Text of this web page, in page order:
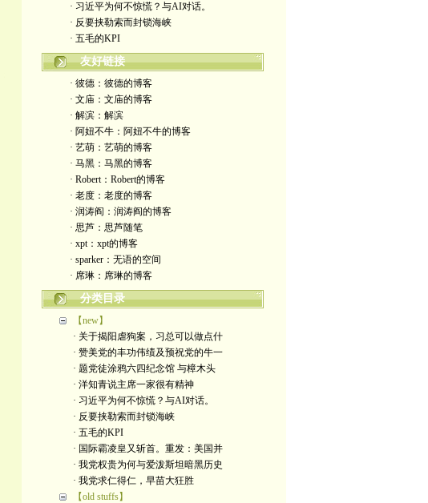
· 习近平为何不惊慌？与AI对话。
· 反要挟勒索而封锁海峡
· 五毛的KPI
友好链接
· 彼德：彼德的博客
· 文庙：文庙的博客
· 解滨：解滨
· 阿妞不牛：阿妞不牛的博客
· 艺萌：艺萌的博客
· 马黑：马黑的博客
· Robert：Robert的博客
· 老度：老度的博客
· 润涛阎：润涛阎的博客
· 思芦：思芦随笔
· xpt：xpt的博客
· sparker：无语的空间
· 席琳：席琳的博客
分类目录
【new】
· 关于揭阳虐狗案，习总可以做点什
· 赞美党的丰功伟绩及预祝党的牛一
· 题党徒涂鸦六四纪念馆 与樟木头
· 洋知青说主席一家很有精神
· 习近平为何不惊慌？与AI对话。
· 反要挟勒索而封锁海峡
· 五毛的KPI
· 国际霸凌皇又斩首。重发：美国并
· 我党权贵为何与爱泼斯坦暗黑历史
· 我党求仁得仁，早苗大狂胜
【old stuffs】